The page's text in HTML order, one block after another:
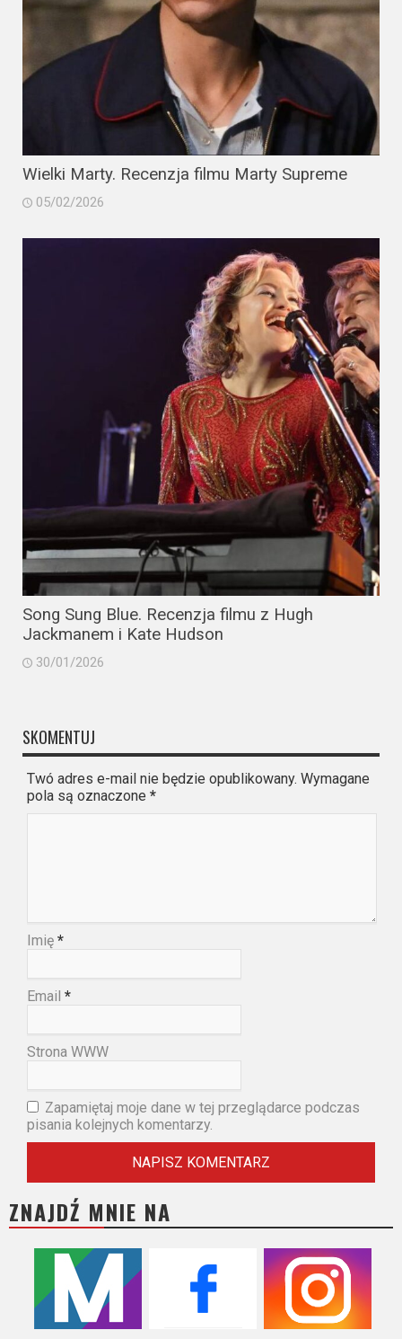
Wielki Marty. Recenzja filmu Marty Supreme
05/02/2026
Song Sung Blue. Recenzja filmu z Hugh
Jackmanem i Kate Hudson
30/01/2026
SKOMENTUJ
Twó adres e-mail nie będzie opublikowany. Wymagane
pola są oznaczone *
Imię *
Email *
Strona WWW
Zapamiętaj moje dane w tej przeglądarce podczas
pisania kolejnych komentarzy.
ZNAJDŹ MNIE NA